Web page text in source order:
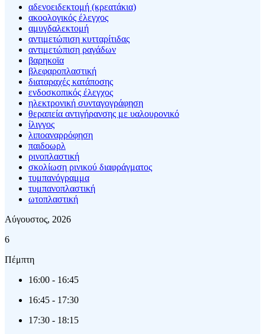
αδενοειδεκτομή (κρεατάκια)
ακοολογικός έλεγχος
αμυγδαλεκτομή
αντιμετώπιση κυτταρίτιδας
αντιμετώπιση ραγάδων
βαρηκοϊα
βλεφαροπλαστική
διαταραχές κατάποσης
ενδοσκοπικός έλεγχος
ηλεκτρονική συνταγογράφηση
θεραπεία αντιγήρανσης με υαλουρονικό
ίλιγγος
λιποαναρρόφηση
παιδοωρλ
ρινοπλαστική
σκολίωση ρινικού διαφράγματος
τυμπανόγραμμα
τυμπανοπλαστική
ωτοπλαστική
Αύγουστος, 2026
6
Πέμπτη
16:00 - 16:45
16:45 - 17:30
17:30 - 18:15